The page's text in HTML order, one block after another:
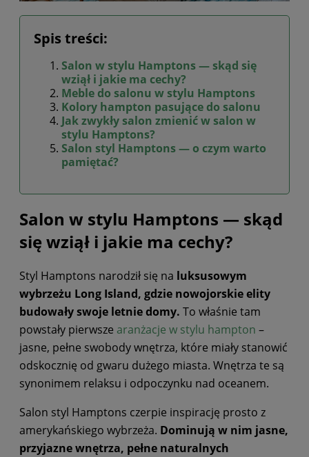
Spis treści:
Salon w stylu Hamptons — skąd się
wziął i jakie ma cechy?
Meble do salonu w stylu Hamptons
Kolory hampton pasujące do salonu
Jak zwykły salon zmienić w salon w
stylu Hamptons?
Salon styl Hamptons — o czym warto
pamiętać?
Salon w stylu Hamptons — skąd
się wziął i jakie ma cechy?
Styl Hamptons narodził się na luksusowym
wybrzeżu Long Island, gdzie nowojorskie elity
budowały swoje letnie domy. To właśnie tam
powstały pierwsze aranżacje w stylu hampton –
jasne, pełne swobody wnętrza, które miały stanowić
odskocznię od gwaru dużego miasta. Wnętrza te są
synonimem relaksu i odpoczynku nad oceanem.
Salon styl Hamptons czerpie inspirację prosto z
amerykańskiego wybrzeża. Dominują w nim jasne,
przyjazne wnętrza, pełne naturalnych